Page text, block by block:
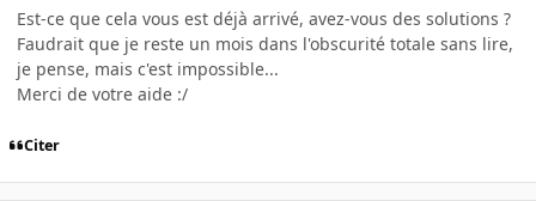
Est-ce que cela vous est déjà arrivé, avez-vous des solutions ?
Faudrait que je reste un mois dans l'obscurité totale sans lire,
je pense, mais c'est impossible...
Merci de votre aide :/
Citer